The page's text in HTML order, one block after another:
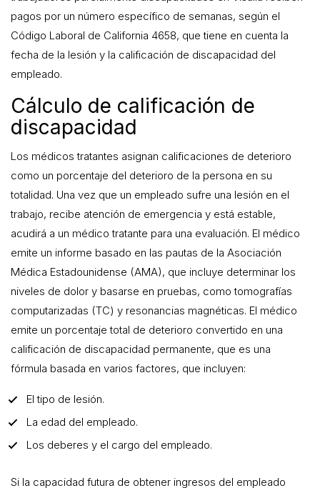
pagos por un número específico de semanas, según el
Código Laboral de California 4658, que tiene en cuenta la
fecha de la lesión y la calificación de discapacidad del
empleado.
Cálculo de calificación de
discapacidad
Los médicos tratantes asignan calificaciones de deterioro
como un porcentaje del deterioro de la persona en su
totalidad. Una vez que un empleado sufre una lesión en el
trabajo, recibe atención de emergencia y está estable,
acudirá a un médico tratante para una evaluación. El médico
emite un informe basado en las pautas de la Asociación
Médica Estadounidense (AMA), que incluye determinar los
niveles de dolor y basarse en pruebas, como tomografías
computarizadas (TC) y resonancias magnéticas. El médico
emite un porcentaje total de deterioro convertido en una
calificación de discapacidad permanente, que es una
fórmula basada en varios factores, que incluyen:
El tipo de lesión.
La edad del empleado.
Los deberes y el cargo del empleado.
Si la capacidad futura de obtener ingresos del empleado